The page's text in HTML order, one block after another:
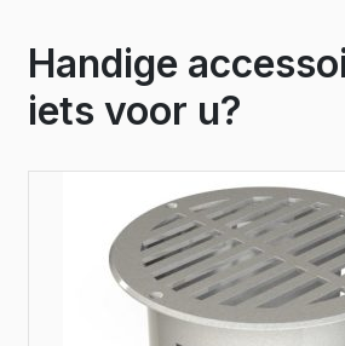
Handige
iets voor u?